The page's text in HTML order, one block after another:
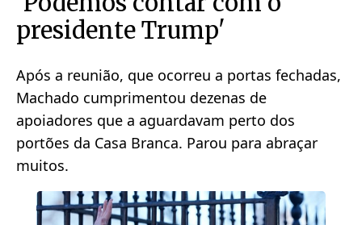
presidente Trump'
Após a reunião, que ocorreu a portas fechadas,
Machado cumprimentou dezenas de
apoiadores que a aguardavam perto dos
portões da Casa Branca. Parou para abraçar
muitos.